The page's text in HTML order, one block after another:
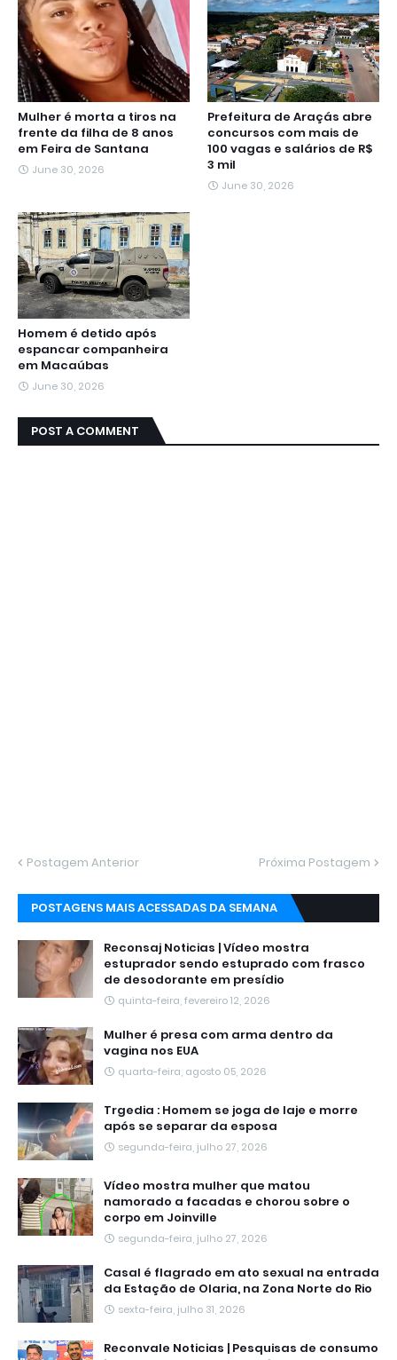
Mulher é morta a tiros na
frente da filha de 8 anos
em Feira de Santana
June 30, 2026
Prefeitura de Araçás abre
concursos com mais de
100 vagas e salários de R$
3 mil
June 30, 2026
Homem é detido após
espancar companheira
em Macaúbas
June 30, 2026
POST A COMMENT
Postagem Anterior Próxima Postagem
POSTAGENS MAIS ACESSADAS DA SEMANA
Reconsaj Noticias | Vídeo mostra
estuprador sendo estuprado com frasco
de desodorante em presídio
quinta-feira, fevereiro 12, 2026
Mulher é presa com arma dentro da
vagina nos EUA
quarta-feira, agosto 05, 2026
Trgedia : Homem se joga de laje e morre
após se separar da esposa
segunda-feira, julho 27, 2026
Vídeo mostra mulher que matou
namorado a facadas e chorou sobre o
corpo em Joinville
segunda-feira, julho 27, 2026
Casal é flagrado em ato sexual na entrada
da Estação de Olaria, na Zona Norte do Rio
sexta-feira, julho 31, 2026
Reconvale Noticias | Pesquisas de consumo